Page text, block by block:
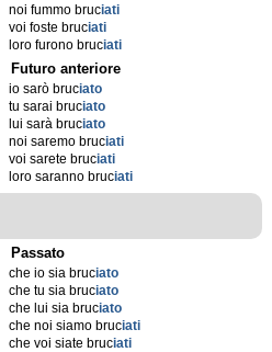
noi fummo bruciati
voi foste bruciati
loro furono bruciati
Futuro anteriore
io sarò bruciato
tu sarai bruciato
lui sarà bruciato
noi saremo bruciati
voi sarete bruciati
loro saranno bruciati
Passato
che io sia bruciato
che tu sia bruciato
che lui sia bruciato
che noi siamo bruciati
che voi siate bruciati